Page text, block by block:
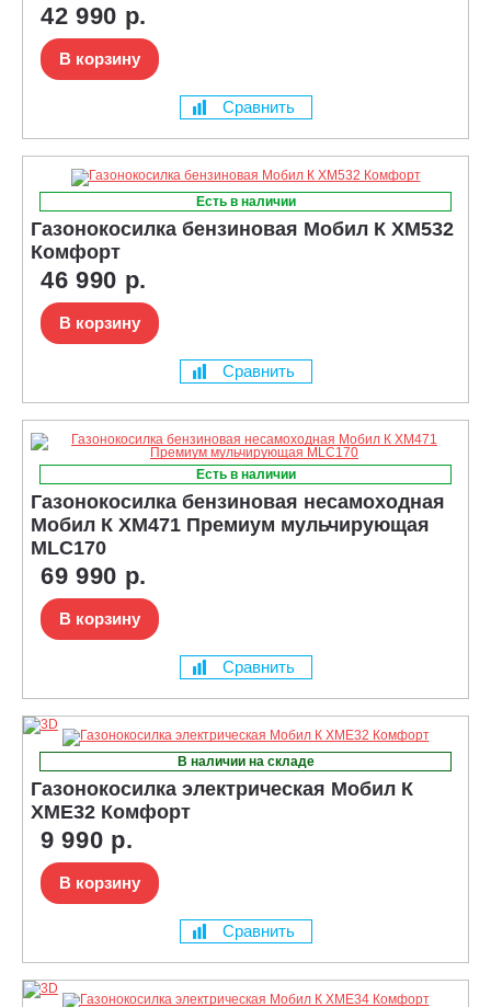
42 990 р.
В корзину
Сравнить
Есть в наличии
Газонокосилка бензиновая Мобил К XM532
Комфорт
46 990 р.
В корзину
Сравнить
Есть в наличии
Газонокосилка бензиновая несамоходная
Мобил К XM471 Премиум мульчирующая
MLC170
69 990 р.
В корзину
Сравнить
В наличии на складе
Газонокосилка электрическая Мобил К
XME32 Комфорт
9 990 р.
В корзину
Сравнить